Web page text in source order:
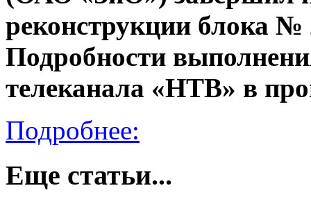
реконструкции блока
Подробности
телеканала «НТВ» в
Подробнее:
Еще статьи...